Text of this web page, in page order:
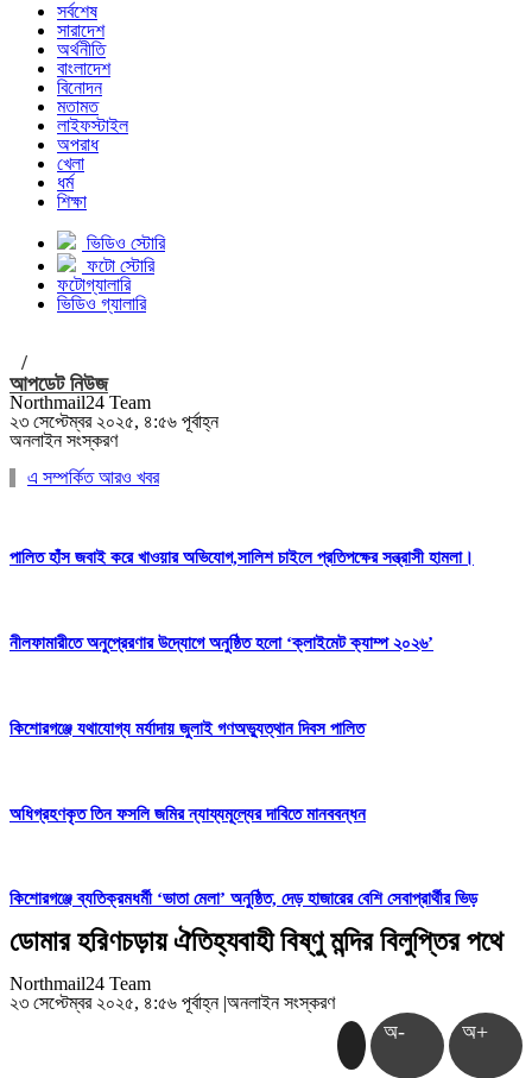
সর্বশেষ
সারাদেশ
অর্থনীতি
বাংলাদেশ
বিনোদন
মতামত
লাইফস্টাইল
অপরাধ
খেলা
ধর্ম
শিক্ষা
ভিডিও স্টোরি
ফটো স্টোরি
ফটোগ্যালারি
ভিডিও গ্যালারি
/
আপডেট নিউজ
Northmail24 Team
২৩ সেপ্টেম্বর ২০২৫, ৪:৫৬ পূর্বাহ্ন
অনলাইন সংস্করণ
এ সম্পর্কিত আরও খবর
পালিত হাঁস জবাই করে খাওয়ার অভিযোগ,সালিশ চাইলে প্রতিপক্ষের সন্ত্রাসী হামলা।
নীলফামারীতে অনুপ্রেরণার উদ্যোগে অনুষ্ঠিত হলো ‘ক্লাইমেট ক্যাম্প ২০২৬’
কিশোরগঞ্জে যথাযোগ্য মর্যাদায় জুলাই গণঅভ্যুত্থান দিবস পালিত
অধিগ্রহণকৃত তিন ফসলি জমির ন্যায্যমূল্যের দাবিতে মানববন্ধন
কিশোরগঞ্জে ব্যতিক্রমধর্মী ‘ভাতা মেলা’ অনুষ্ঠিত, দেড় হাজারের বেশি সেবাপ্রার্থীর ভিড়
ডোমার হরিণচড়ায় ঐতিহ্যবাহী বিষ্ণু মন্দির বিলুপ্তির পথে
Northmail24 Team
২৩ সেপ্টেম্বর ২০২৫, ৪:৫৬ পূর্বাহ্ন |অনলাইন সংস্করণ
অ- অ+